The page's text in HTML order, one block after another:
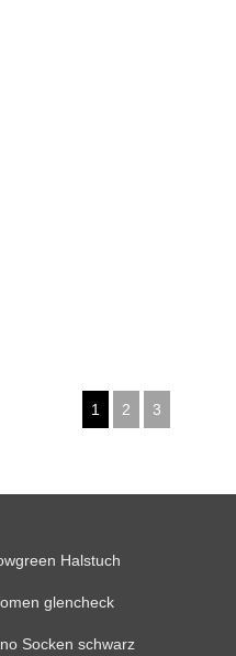
1 2 3
Halstuch
glencheck
Socken schwarz